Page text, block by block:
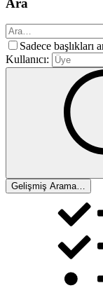
Ara
Sadece başlıkları
Kullanıcı:
Gelişmiş Arama…